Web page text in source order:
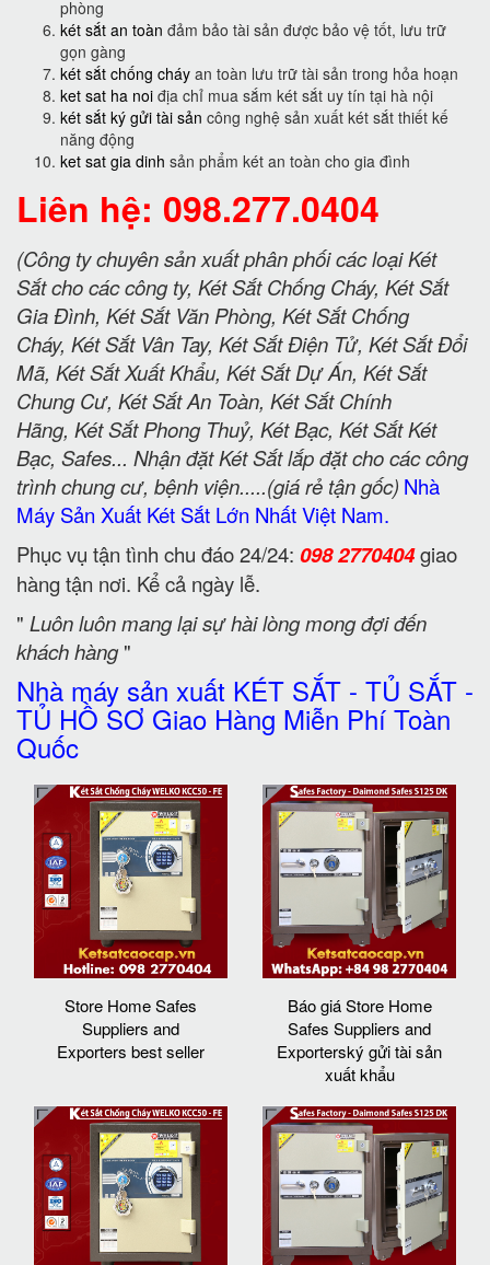
phòng
két sắt an toàn đảm bảo tài sản được bảo vệ tốt, lưu trữ
gọn gàng
két sắt chống cháy an toàn lưu trữ tài sản trong hỏa hoạn
ket sat ha noi địa chỉ mua sắm két sắt uy tín tại hà nội
két sắt ký gửi tài sản công nghệ sản xuất két sắt thiết kế
năng động
ket sat gia dinh sản phẩm két an toàn cho gia đình
Liên hệ: 098.277.0404
(Công ty chuyên sản xuất phân phối các loại Két
Sắt cho các công ty, Két Sắt Chống Cháy, Két Sắt
Gia Đình, Két Sắt Văn Phòng, Két Sắt Chống
Cháy, Két Sắt Vân Tay, Két Sắt Điện Tử, Két Sắt Đổi
Mã, Két Sắt Xuất Khẩu, Két Sắt Dự Án, Két Sắt
Chung Cư, Két Sắt An Toàn, Két Sắt Chính
Hãng, Két Sắt Phong Thuỷ, Két Bạc, Két Sắt Két
Bạc, Safes... Nhận đặt Két Sắt lắp đặt cho các công
trình chung cư, bệnh viện.....(giá rẻ tận gốc) Nhà
Máy Sản Xuất Két Sắt Lớn Nhất Việt Nam.
Phục vụ tận tình chu đáo 24/24: 098 2770404giao
hàng tận nơi. Kể cả ngày lễ.
" Luôn luôn mang lại sự hài lòng mong đợi đến
khách hàng"
Nhà máy sản xuất KÉT SẮT - TỦ SẮT -
TỦ HỒ SƠ Giao Hàng Miễn Phí Toàn
Quốc
Store Home Safes
Suppliers and
Exporters best seller
Báo giá Store Home
Safes Suppliers and
Exporterský gửi tài sản
xuất khẩu